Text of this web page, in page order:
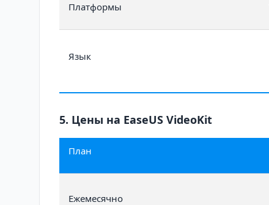
Платформы
Язык
5. Цены на EaseUS VideoKit
План
Ежемесячно